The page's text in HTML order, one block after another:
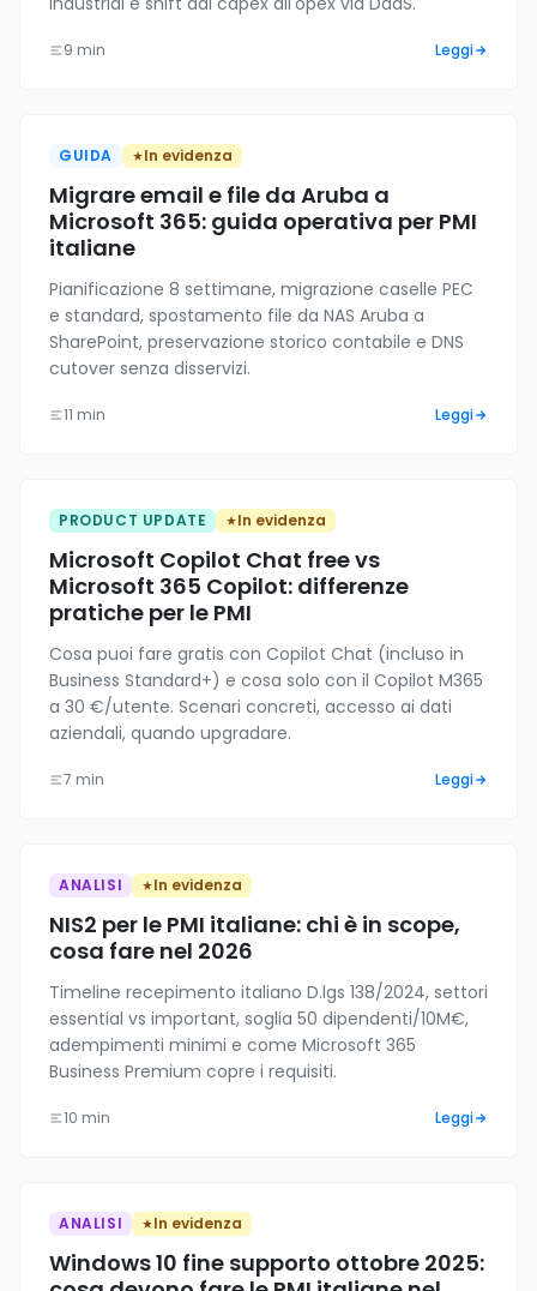
9 min Leggi
GUIDA In evidenza
Migrare email e file da Aruba a
Microsoft 365: guida operativa per PMI
italiane
Pianificazione 8 settimane, migrazione caselle PEC
e standard, spostamento file da NAS Aruba a
SharePoint, preservazione storico contabile e DNS
cutover senza disservizi.
11 min Leggi
PRODUCT UPDATE In evidenza
Microsoft Copilot Chat free vs
Microsoft 365 Copilot: differenze
pratiche per le PMI
Cosa puoi fare gratis con Copilot Chat (incluso in
Business Standard+) e cosa solo con il Copilot M365
a 30 €/utente. Scenari concreti, accesso ai dati
aziendali, quando upgradare.
7 min Leggi
ANALISI In evidenza
NIS2 per le PMI italiane: chi è in scope,
cosa fare nel 2026
Timeline recepimento italiano D.lgs 138/2024, settori
essential vs important, soglia 50 dipendenti/10M€,
adempimenti minimi e come Microsoft 365
Business Premium copre i requisiti.
10 min Leggi
ANALISI In evidenza
Windows 10 fine supporto ottobre 2025: